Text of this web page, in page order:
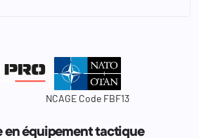
NCAGE Code FBF13
en équipement tactique